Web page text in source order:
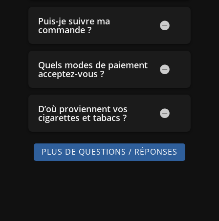
Puis-je suivre ma
commande ?
Quels modes de paiement
acceptez-vous ?
D’où proviennent vos
cigarettes et tabacs ?
PLUS DE QUESTIONS / RÉPONSES